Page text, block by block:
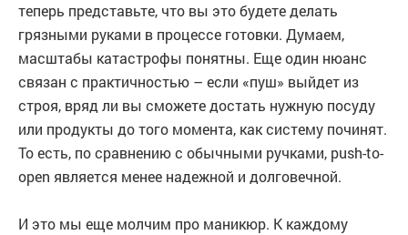
теперь представьте, что вы это будете делать
грязными руками в процессе готовки. Думаем,
масштабы катастрофы понятны. Еще один нюанс
связан с практичностью – если «пуш» выйдет из
строя, вряд ли вы сможете достать нужную посуду
или продукты до того момента, как систему починят.
То есть, по сравнению с обычными ручками, push-to-
open является менее надежной и долговечной.
И это мы еще молчим про маникюр. К каждому